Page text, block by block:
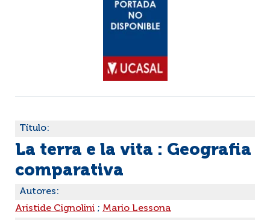
Título:
La terra e la vita : Geografia
comparativa
Autores:
Aristide Cignolini ; Mario Lessona